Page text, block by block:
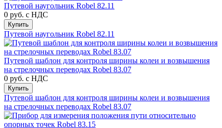
Путевой наугольник Robel 82.11
0 руб. с НДС
Купить
Путевой наугольник Robel 82.11
Путевой шаблон для контроля ширины колеи и возвышения
на стрелочных переводах Robel 83.07
0 руб. с НДС
Купить
Путевой шаблон для контроля ширины колеи и возвышения
на стрелочных переводах Robel 83.07